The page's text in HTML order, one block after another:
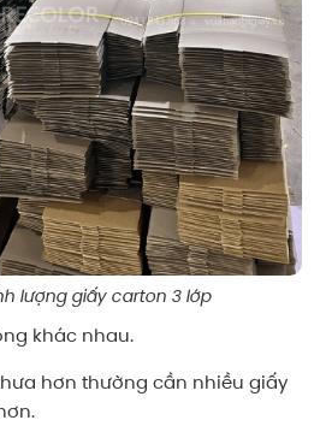
lượng giấy carton 3 lớp
khác nhau.
hơn thường cần nhiều giấy